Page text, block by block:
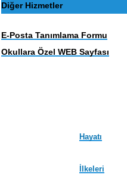
Diğer Hizmetler
E-Posta Tanımlama Formu
Okullara Özel WEB Sayfası
Hayatı
İlkeleri